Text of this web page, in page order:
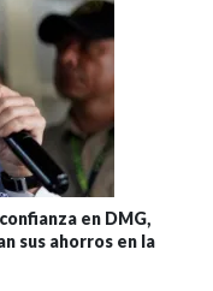
en DMG,
sus ahorros en la